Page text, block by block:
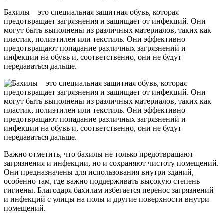
Бахилы – это специальная защитная обувь, которая
предотвращает загрязнения и защищает от инфекций. Они
могут быть выполнены из различных материалов, таких как
пластик, полиэтилен или текстиль. Они эффективно
предотвращают попадание различных загрязнений и
инфекции на обувь и, соответственно, они не будут
передаваться дальше.
Важно отметить, что бахилы не только предотвращают
загрязнения и инфекции, но и сохраняют чистоту помещений.
Они предназначены для использования внутри зданий,
особенно там, где важно поддерживать высокую степень
гигиены. Благодаря бахилам избегается перенос загрязнений
и инфекций с улицы на полы и другие поверхности внутри
помещений.